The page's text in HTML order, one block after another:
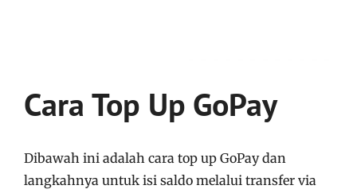
Cara Top Up GoPay
Dibawah ini adalah cara top up GoPay dan
langkahnya untuk isi saldo melalui transfer via